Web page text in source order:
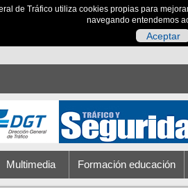
de Tráfico utiliza cookies propias para
navegando entendemos
Aceptar
Multimedia Formación educación